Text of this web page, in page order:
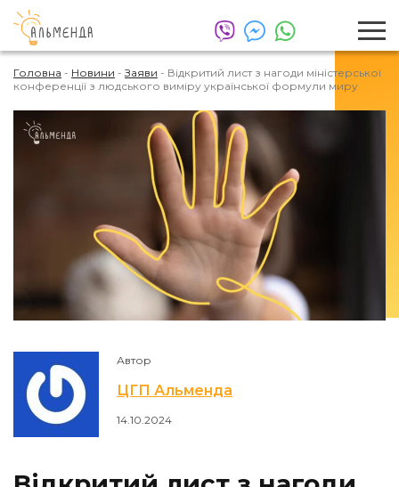
Головна - Новини -Заяви - Відкритий лист з нагоди міністерської
конференції з людського виміру української формули миру
Автор
ЦГП Альменда
14.10.2024